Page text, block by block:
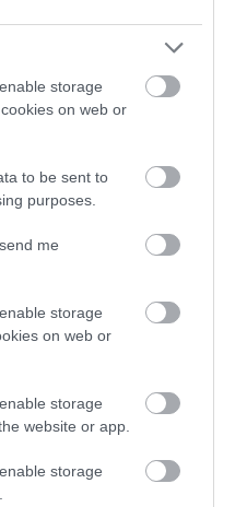
storage
on web or
to be sent to
purposes.
me
storage
on web or
storage
website or app.
storage